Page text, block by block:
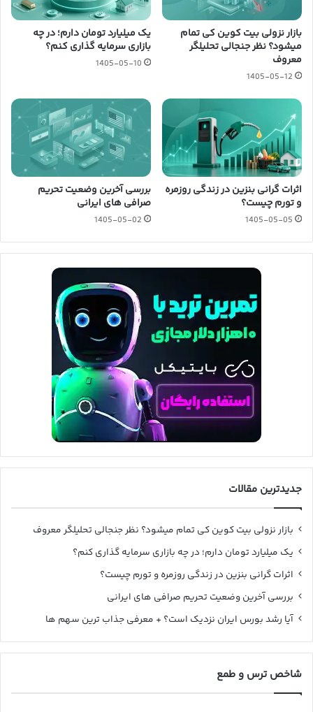
بازار نزولی بیت کوین کی تمام
میشود؟ نظر جنجالی تحلیلگر
معروف
1405-05-12
یک میلیارد تومان دارم؛ در چه
بازاری سرمایه گذاری کنم؟
1405-05-10
اثرات گرانی بنزین در زندگی روزمره
و تورم چیست؟
1405-05-05
بررسی آخرین وضعیت تحریم
صرافی های ایرانی
1405-05-02
جدیدترین مقالات
بازار نزولی بیت کوین کی تمام میشود؟ نظر جنجالی تحلیلگر معروف
یک میلیارد تومان دارم؛ در چه بازاری سرمایه گذاری کنم؟
اثرات گرانی بنزین در زندگی روزمره و تورم چیست؟
بررسی آخرین وضعیت تحریم صرافی های ایرانی
آیا رشد بورس ایران نزدیک است؟ + معرفی جذاب ترین سهم ها
شاخص ترس و طمع